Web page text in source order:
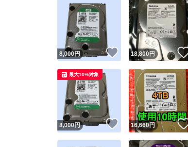
8,000円 いいね！
18,800円
8,000円 いいね！
最大10%対象
16,660円